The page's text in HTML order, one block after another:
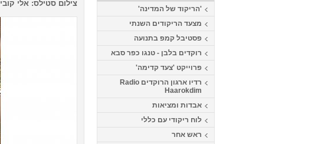
'הריקוד של המדינה'
מצעד הריקודים השנתי
פסטיבל קמפ בתנועה
רוקדים בלבן - טנגו כפר סבא
פרוייקט 'צעד קדימה'
רדיו ארגון הרוקדים Radio
Haarokdim
אבדות ומציאות
לוח ריקודי עם כללי
ראש אחר
צילום סטילס: אלי קובי